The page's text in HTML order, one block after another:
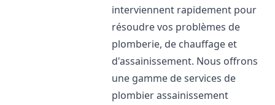
interviennent rapidement pour
résoudre vos problèmes de
plomberie, de chauffage et
d'assainissement. Nous offrons
une gamme de services de
plombier assainissement